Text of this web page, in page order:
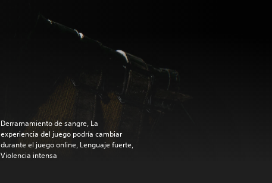
Derramamiento de sangre, La
experiencia del juego podría cambiar
durante el juego online, Lenguaje fuerte,
Violencia intensa